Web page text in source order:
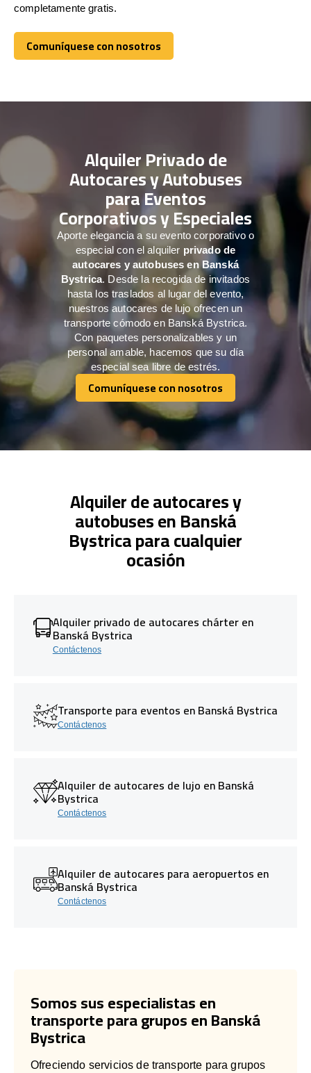
completamente gratis.
Comuníquese con nosotros
Comuníquese con nosotros
Alquiler Privado de
Autocares y Autobuses
para Eventos
Corporativos y Especiales
Aporte elegancia a su evento corporativo o
especial con el alquiler privado de
autocares y autobuses en Banská
Bystrica. Desde la recogida de invitados
hasta los traslados al lugar del evento,
nuestros autocares de lujo ofrecen un
transporte cómodo en Banská Bystrica.
Con paquetes personalizables y un
personal amable, hacemos que su día
especial sea libre de estrés.
Comuníquese con nosotros
Comuníquese con nosotros
Alquiler de autocares y
autobuses en Banská
Bystrica para cualquier
ocasión
Alquiler privado de autocares chárter en
Banská Bystrica
Contáctenos
Transporte para eventos en Banská Bystrica
Contáctenos
Alquiler de autocares de lujo en Banská
Bystrica
Contáctenos
Alquiler de autocares para aeropuertos en
Banská Bystrica
Contáctenos
Somos sus especialistas en
transporte para grupos en Banská
Bystrica
Ofreciendo servicios de transporte para grupos